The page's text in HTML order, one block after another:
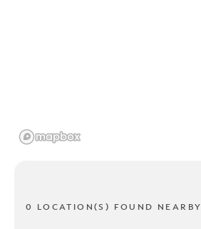
0 LOCATION(S) FOUND NEARBY